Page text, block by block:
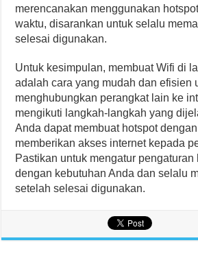
merencanakan menggunakan
waktu, disarankan untuk selalu
selesai digunakan.
Untuk kesimpulan, membuat Wifi di
adalah cara yang mudah dan efisien
menghubungkan perangkat lain ke
mengikuti langkah-langkah yang
Anda dapat membuat hotspot
memberikan akses internet kepada
Pastikan untuk mengatur pengaturan
dengan kebutuhan Anda dan selalu
setelah selesai digunakan.